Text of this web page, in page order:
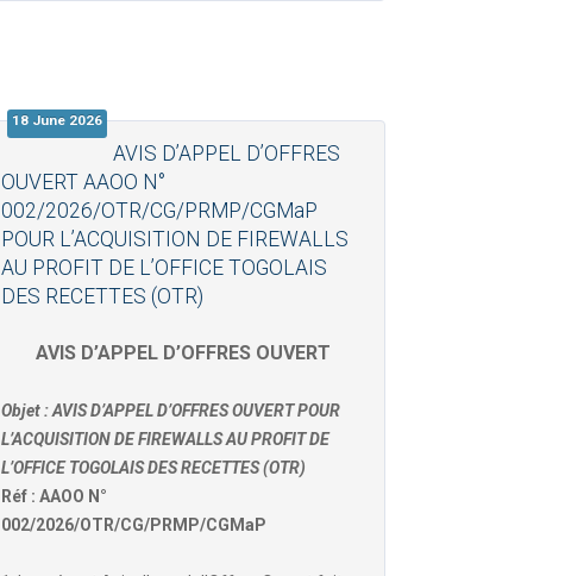
18 June 2026
AVIS D’APPEL D’OFFRES
OUVERT AAOO N°
002/2026/OTR/CG/PRMP/CGMaP
POUR L’ACQUISITION DE FIREWALLS
AU PROFIT DE L’OFFICE TOGOLAIS
DES RECETTES (OTR)
AVIS D’APPEL D’OFFRES OUVERT
Objet : AVIS D’APPEL D’OFFRES OUVERT POUR
L’ACQUISITION DE FIREWALLS AU PROFIT DE
L’OFFICE TOGOLAIS DES RECETTES (OTR)
Réf : AAOO N°
002/2026/OTR/CG/PRMP/CGMaP